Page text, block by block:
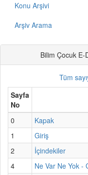
Konu Arşivi
Arşiv Arama
Bilim Çocuk E-
Tüm
Sayfa
No
0
Kapak
1
Giriş
2
İçindekiler
4
Ne Var Ne Yok -